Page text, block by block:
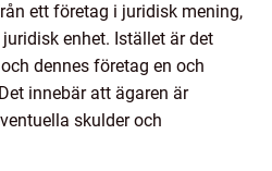
ett företag i juridisk mening,
enhet. Istället är det
dennes företag en och
innebär att ägaren är
skulder och